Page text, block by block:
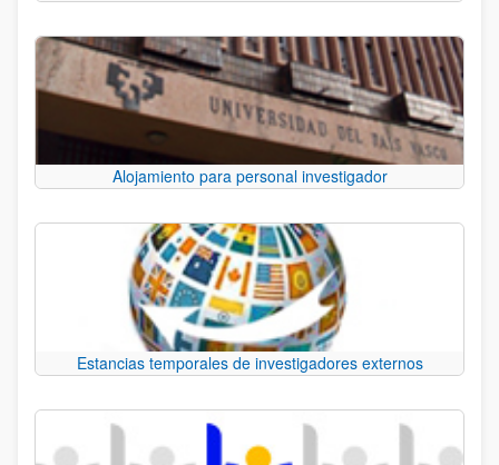
Alojamiento para personal investigador
Estancias temporales de investigadores externos